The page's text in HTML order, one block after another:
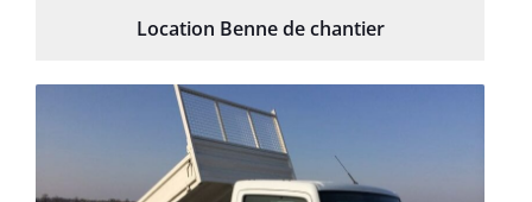
Location Benne de chantier